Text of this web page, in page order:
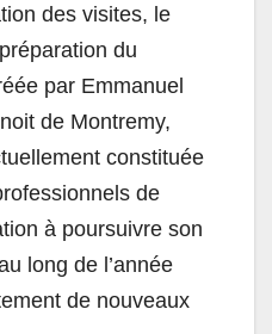
des visites, le
du
par Emmanuel
de Montremy,
constituée
de
à poursuivre son
long de l’année
de nouveaux